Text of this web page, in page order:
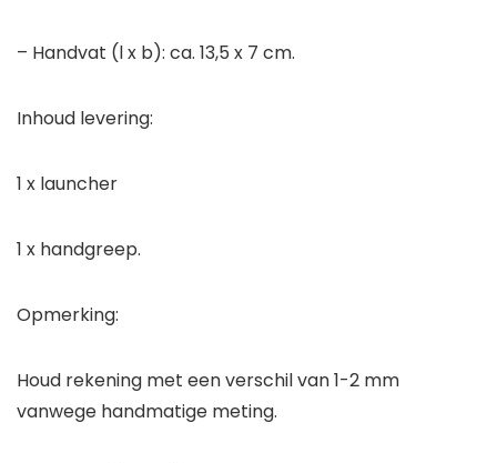
– Handvat (l x b): ca. 13,5 x 7 cm.
Inhoud levering:
1 x launcher
1 x handgreep.
Opmerking:
Houd rekening met een verschil van 1-2 mm
vanwege handmatige meting.